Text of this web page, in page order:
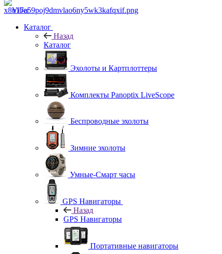
Viber
Каталог
Назад
Каталог
Эхолоты и Картплоттеры
Комплекты Panoptix LiveScope
Беспроводные эхолоты
Зимние эхолоты
Умные-Смарт часы
GPS Навигаторы
Назад
GPS Навигаторы
Портативные навигаторы